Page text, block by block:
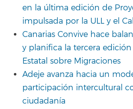
en la última edición de
impulsada por la ULL y el
Canarias Convive hace
y planifica la tercera
Estatal sobre Migraciones
Adeje avanza hacia un
participación intercultural
ciudadanía